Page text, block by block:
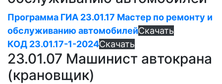
Программа ГИА 23.01.17 Мастер по ремонту и
обслуживанию автомобилейСкачать
КОД 23.01.17-1-2024Скачать
23.01.07 Машинист автокрана
(крановщик)